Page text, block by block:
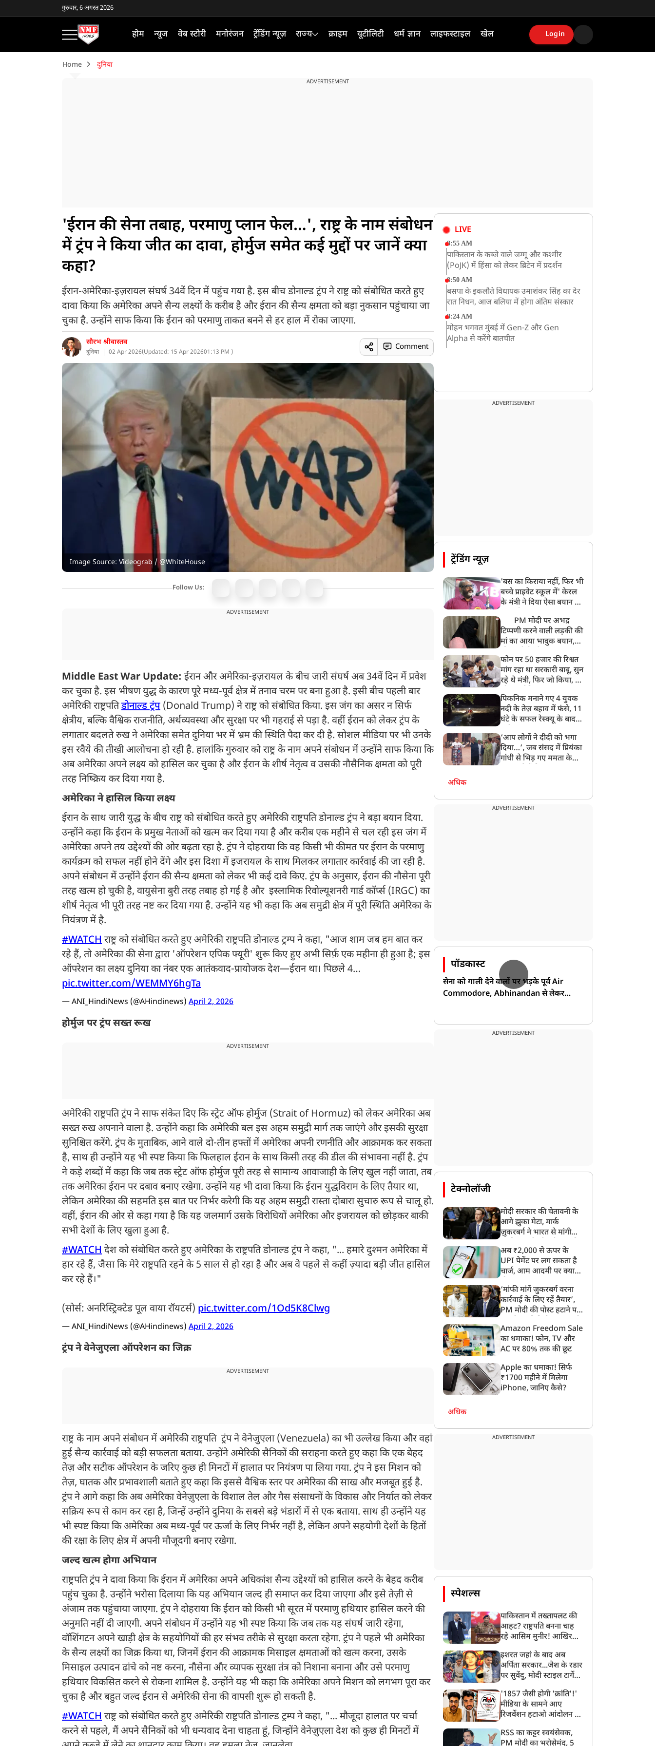
गुरुवार, 6 अगस्त 2026
होम न्यूज वेब स्टोरी मनोरंजन ट्रेंडिंग न्यूज़ राज्य क्राइम यूटीलिटी धर्म ज्ञान लाइफस्टाइल खेल Login
Home दुनिया
ADVERTISEMENT
'ईरान की सेना तबाह, परमाणु प्लान फेल…', राष्ट्र के नाम संबोधन
में ट्रंप ने किया जीत का दावा, होर्मुज समेत कई मुद्दों पर जानें क्या
कहा?
ईरान-अमेरिका-इज़रायल संघर्ष 34वें दिन में पहुंच गया है. इस बीच डोनाल्ड ट्रंप ने राष्ट्र को संबोधित करते हुए
दावा किया कि अमेरिका अपने सैन्य लक्ष्यों के करीब है और ईरान की सैन्य क्षमता को बड़ा नुकसान पहुंचाया जा
चुका है. उन्होंने साफ किया कि ईरान को परमाणु ताकत बनने से हर हाल में रोका जाएगा.
सौरभ श्रीवास्तव
दुनिया 02 Apr 2026(Updated: 15 Apr 202601:13 PM )
Comment
Image Source: Videograb / @WhiteHouse
Follow Us:
ADVERTISEMENT
Middle East War Update: ईरान और अमेरिका-इज़रायल के बीच जारी संघर्ष अब 34वें दिन में प्रवेश
कर चुका है. इस भीषण युद्ध के कारण पूरे मध्य-पूर्व क्षेत्र में तनाव चरम पर बना हुआ है. इसी बीच पहली बार
अमेरिकी राष्ट्रपतिडोनाल्ड ट्रंप (Donald Trump) ने राष्ट्र को संबोधित किया. इस जंग का असर न सिर्फ
क्षेत्रीय, बल्कि वैश्विक राजनीति, अर्थव्यवस्था और सुरक्षा पर भी गहराई से पड़ा है. वहीं ईरान को लेकर ट्रंप के
लगातार बदलते रुख ने अमेरिका समेत दुनिया भर में भ्रम की स्थिति पैदा कर दी है. सोशल मीडिया पर भी उनके
इस रवैये की तीखी आलोचना हो रही है. हालांकि गुरुवार को राष्ट्र के नाम अपने संबोधन में उन्होंने साफ किया कि
अब अमेरिका अपने लक्ष्य को हासिल कर चुका है और ईरान के शीर्ष नेतृत्व व उसकी नौसैनिक क्षमता को पूरी
तरह निष्क्रिय कर दिया गया है.
अमेरिका ने हासिल किया लक्ष्य
ईरान के साथ जारी युद्ध के बीच राष्ट्र को संबोधित करते हुए अमेरिकी राष्ट्रपति डोनाल्ड ट्रंप ने बड़ा बयान दिया.
उन्होंने कहा कि ईरान के प्रमुख नेताओं को खत्म कर दिया गया है और करीब एक महीने से चल रही इस जंग में
अमेरिका अपने तय उद्देश्यों की ओर बढ़ता रहा है. ट्रंप ने दोहराया कि वह किसी भी कीमत पर ईरान के परमाणु
कार्यक्रम को सफल नहीं होने देंगे और इस दिशा में इजरायल के साथ मिलकर लगातार कार्रवाई की जा रही है.
अपने संबोधन में उन्होंने ईरान की सैन्य क्षमता को लेकर भी कई दावे किए. ट्रंप के अनुसार, ईरान की नौसेना पूरी
तरह खत्म हो चुकी है, वायुसेना बुरी तरह तबाह हो गई है और इस्लामिक रिवोल्यूशनरी गार्ड कॉर्प्स (IRGC) का
शीर्ष नेतृत्व भी पूरी तरह नष्ट कर दिया गया है. उन्होंने यह भी कहा कि अब समुद्री क्षेत्र में पूरी स्थिति अमेरिका के
नियंत्रण में है.
#WATCHराष्ट्र को संबोधित करते हुए अमेरिकी राष्ट्रपति डोनाल्ड ट्रम्प ने कहा, "आज शाम जब हम बात कर
रहे हैं, तो अमेरिका की सेना द्वारा 'ऑपरेशन एपिक फ्यूरी' शुरू किए हुए अभी सिर्फ़ एक महीना ही हुआ है; इस
ऑपरेशन का लक्ष्य दुनिया का नंबर एक आतंकवाद-प्रायोजक देश—ईरान था। पिछले 4…
pic.twitter.com/WEMMY6hgTa
— ANI_HindiNews (@AHindinews) April 2, 2026
होर्मुज पर ट्रंप सख्त रूख
ADVERTISEMENT
अमेरिकी राष्ट्रपति ट्रंप ने साफ संकेत दिए कि स्ट्रेट ऑफ होर्मुज (Strait of Hormuz) को लेकर अमेरिका अब
सख्त रुख अपनाने वाला है. उन्होंने कहा कि अमेरिकी बल इस अहम समुद्री मार्ग तक जाएंगे और इसकी सुरक्षा
सुनिश्चित करेंगे. ट्रंप के मुताबिक, आने वाले दो-तीन हफ्तों में अमेरिका अपनी रणनीति और आक्रामक कर सकता
है, साथ ही उन्होंने यह भी स्पष्ट किया कि फिलहाल ईरान के साथ किसी तरह की डील की संभावना नहीं है. ट्रंप
ने कड़े शब्दों में कहा कि जब तक स्ट्रेट ऑफ होर्मुज पूरी तरह से सामान्य आवाजाही के लिए खुल नहीं जाता, तब
तक अमेरिका ईरान पर दबाव बनाए रखेगा. उन्होंने यह भी दावा किया कि ईरान युद्धविराम के लिए तैयार था,
लेकिन अमेरिका की सहमति इस बात पर निर्भर करेगी कि यह अहम समुद्री रास्ता दोबारा सुचारु रूप से चालू हो.
वहीं, ईरान की ओर से कहा गया है कि यह जलमार्ग उसके विरोधियों अमेरिका और इजरायल को छोड़कर बाकी
सभी देशों के लिए खुला हुआ है.
#WATCHदेश को संबोधित करते हुए अमेरिका के राष्ट्रपति डोनाल्ड ट्रंप ने कहा, "... हमारे दुश्मन अमेरिका में
हार रहे हैं, जैसा कि मेरे राष्ट्रपति रहने के 5 साल से हो रहा है और अब वे पहले से कहीं ज़्यादा बड़ी जीत हासिल
कर रहे हैं।"
(सोर्स: अनरिस्ट्रिक्टेड पूल वाया रॉयटर्स) pic.twitter.com/1Od5K8Clwg
— ANI_HindiNews (@AHindinews) April 2, 2026
ट्रंप ने वेनेजुएला ऑपरेशन का जिक्र
ADVERTISEMENT
राष्ट्र के नाम अपने संबोधन में अमेरिकी राष्ट्रपति ट्रंप ने वेनेजुएला (Venezuela) का भी उल्लेख किया और वहां
हुई सैन्य कार्रवाई को बड़ी सफलता बताया. उन्होंने अमेरिकी सैनिकों की सराहना करते हुए कहा कि एक बेहद
तेज़ और सटीक ऑपरेशन के जरिए कुछ ही मिनटों में हालात पर नियंत्रण पा लिया गया. ट्रंप ने इस मिशन को
तेज़, घातक और प्रभावशाली बताते हुए कहा कि इससे वैश्विक स्तर पर अमेरिका की साख और मजबूत हुई है.
ट्रंप ने आगे कहा कि अब अमेरिका वेनेज़ुएला के विशाल तेल और गैस संसाधनों के विकास और निर्यात को लेकर
सक्रिय रूप से काम कर रहा है, जिन्हें उन्होंने दुनिया के सबसे बड़े भंडारों में से एक बताया. साथ ही उन्होंने यह
भी स्पष्ट किया कि अमेरिका अब मध्य-पूर्व पर ऊर्जा के लिए निर्भर नहीं है, लेकिन अपने सहयोगी देशों के हितों
की रक्षा के लिए क्षेत्र में अपनी मौजूदगी बनाए रखेगा.
जल्द खत्म होगा अभियान
राष्ट्रपति ट्रंप ने दावा किया कि ईरान में अमेरिका अपने अधिकांश सैन्य उद्देश्यों को हासिल करने के बेहद करीब
पहुंच चुका है. उन्होंने भरोसा दिलाया कि यह अभियान जल्द ही समाप्त कर दिया जाएगा और इसे तेज़ी से
अंजाम तक पहुंचाया जाएगा. ट्रंप ने दोहराया कि ईरान को किसी भी सूरत में परमाणु हथियार हासिल करने की
अनुमति नहीं दी जाएगी. अपने संबोधन में उन्होंने यह भी स्पष्ट किया कि जब तक यह संघर्ष जारी रहेगा,
वॉशिंगटन अपने खाड़ी क्षेत्र के सहयोगियों की हर संभव तरीके से सुरक्षा करता रहेगा. ट्रंप ने पहले भी अमेरिका
के सैन्य लक्ष्यों का जिक्र किया था, जिनमें ईरान की आक्रामक मिसाइल क्षमताओं को खत्म करना, उसके
मिसाइल उत्पादन ढांचे को नष्ट करना, नौसेना और व्यापक सुरक्षा तंत्र को निशाना बनाना और उसे परमाणु
हथियार विकसित करने से रोकना शामिल है. उन्होंने यह भी कहा कि अमेरिका अपने मिशन को लगभग पूरा कर
चुका है और बहुत जल्द ईरान से अमेरिकी सेना की वापसी शुरू हो सकती है.
#WATCHराष्ट्र को संबोधित करते हुए अमेरिकी राष्ट्रपति डोनाल्ड ट्रम्प ने कहा, "... मौजूदा हालात पर चर्चा
करने से पहले, मैं अपने सैनिकों को भी धन्यवाद देना चाहता हूं, जिन्होंने वेनेज़ुएला देश को कुछ ही मिनटों में
LIVE
8:55 AM
पाकिस्तान के कब्जे वाले जम्मू और कश्मीर
(PoJK) में हिंसा को लेकर ब्रिटेन में प्रदर्शन
8:50 AM
बसपा के इकलौते विधायक उमाशंकर सिंह का देर
रात निधन, आज बलिया में होगा अंतिम संस्कार
8:24 AM
मोहन भगवत मुंबई में Gen-Z और Gen
Alpha से करेंगे बातचीत
ADVERTISEMENT
ट्रेंडिंग न्यूज़
'बस का किराया नहीं, फिर भी
बच्चे प्राइवेट स्कूल में' केरल
के मंत्री ने दिया ऐसा बयान की
PM मोदी पर अभद्र
टिप्पणी करने वाली लड़की की
मां का आया भावुक बयान,
बेटी को गोद लें प्रधानमंत्री
फोन पर 50 हजार की रिश्वत
मांग रहा था सरकारी बाबू, सुन
रहे थे मंत्री, फिर जो किया, वो
पिकनिक मनाने गए 4 युवक
नदी के तेज़ बहाव में फंसे, 11
घंटे के सफल रेस्क्यू के बाद
‘आप लोगों ने दीदी को भगा
दिया…’, जब संसद में प्रियंका
गांधी से भिड़ गए ममता के
अधिक
ADVERTISEMENT
पॉडकास्ट
सेना को गाली देने वालों पर भड़के पूर्व Air
Commodore, Abhinandan से लेकर
ADVERTISEMENT
टेक्नोलॉजी
मोदी सरकार की चेतावनी के
आगे झुका मेटा, मार्क
ज़ुकरबर्ग ने भारत से मांगी
अब ₹2,000 से ऊपर के
UPI पेमेंट पर लग सकता है
चार्ज, आम आदमी पर क्या
‘मांफी मांगें जुकरबर्ग वरना
कार्रवाई के लिए रहें तैयार’,
PM मोदी की पोस्ट हटाने पर
लगाई फटकार
Amazon Freedom Sale
का धमाका! फोन, TV और
AC पर 80% तक की छूट
Apple का धमाका! सिर्फ
₹1700 महीने में मिलेगा
iPhone, जानिए कैसे?
अधिक
ADVERTISEMENT
स्पेशल्स
पाकिस्तान में तख्तापलट की
आहट? राष्ट्रपति बनना चाह
रहे आसिम मुनीर! आखिर
बनाया मोहरा?
इशरत जहां के बाद अब
अर्पिता सरकार...जैश के रडार
पर सुवेंदु, मोदी स्टाइल टार्गेट
बड़ा एक्शन!
'1857 जैसी होगी 'क्रांति'!'
मीडिया के सामने आए
रिजर्वेशन हटाओ आंदोलन के
दिया RHA का मास्टरप्लान
RSS का कट्टर स्वयंसेवक,
PM मोदी का भरोसेमंद, 5